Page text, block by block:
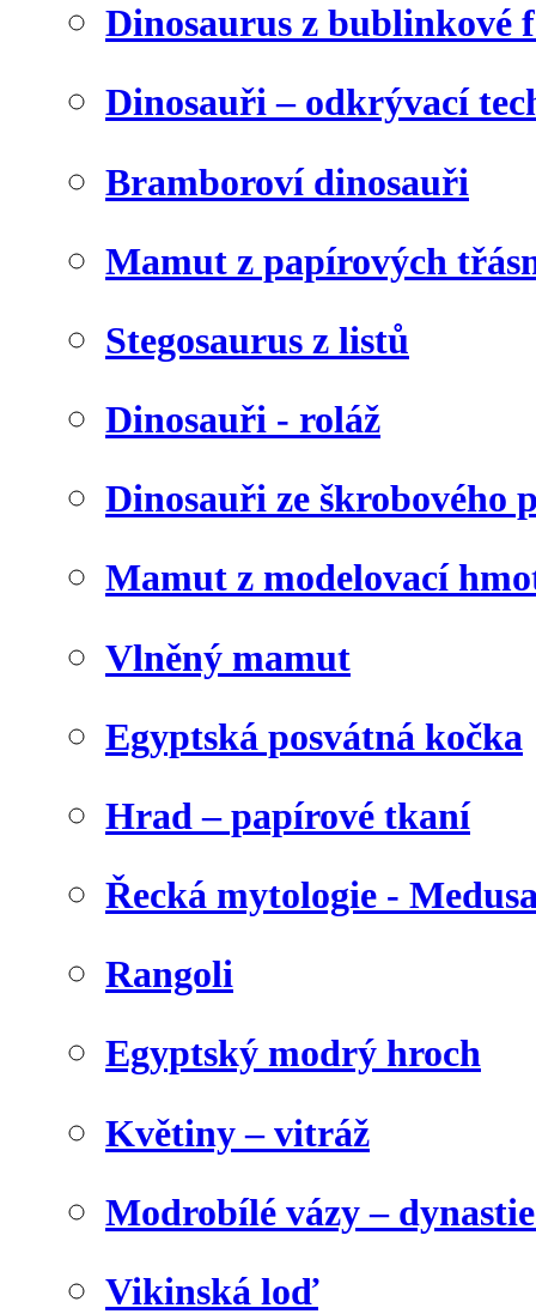
Dinosaurus z bublinkové
Dinosauři – odkrývací
Bramboroví dinosauři
Mamut z papírových
Stegosaurus z listů
Dinosauři - roláž
Dinosauři ze škrobového
Mamut z modelovací
Vlněný mamut
Egyptská posvátná kočka
Hrad – papírové tkaní
Řecká mytologie -
Rangoli
Egyptský modrý hroch
Květiny – vitráž
Modrobílé vázy –
Vikinská loď